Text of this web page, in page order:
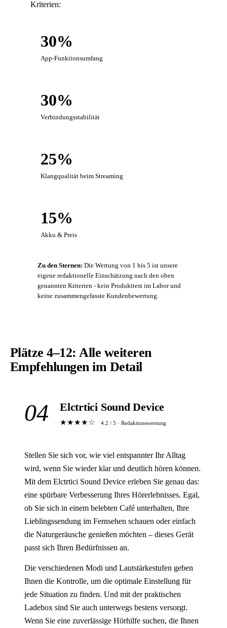
Kriterien:
30%
App-Funktionsumfang
30%
Verbindungsstabilität
25%
Klangqualität beim Streaming
15%
Akku & Preis
Zu den Sternen: Die Wertung von 1 bis 5 ist unsere
eigene redaktionelle Einschätzung nach den oben
genannten Kriterien - kein Produkttest im Labor und
keine zusammengefasste Kundenbewertung.
Plätze 4–12: Alle weiteren
Empfehlungen im Detail
04 Elctrtici Sound Device
★★★★☆ 4.2 / 5 · Redaktionswertung
Stellen Sie sich vor, wie viel entspannter Ihr Alltag
wird, wenn Sie wieder klar und deutlich hören können.
Mit dem Elctrtici Sound Device erleben Sie genau das:
eine spürbare Verbesserung Ihres Hörerlebnisses. Egal,
ob Sie sich in einem belebten Café unterhalten, Ihre
Lieblingssendung im Fernsehen schauen oder einfach
die Naturgeräusche genießen möchten – dieses Gerät
passt sich Ihren Bedürfnissen an.
Die verschiedenen Modi und Lautstärkestufen geben
Ihnen die Kontrolle, um die optimale Einstellung für
jede Situation zu finden. Und mit der praktischen
Ladebox sind Sie auch unterwegs bestens versorgt.
Wenn Sie eine zuverlässige Hörhilfe suchen, die Ihnen